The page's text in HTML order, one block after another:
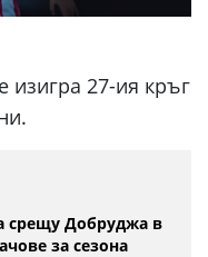
изигра 27-ия кръг
срещу Добруджа в
за сезона